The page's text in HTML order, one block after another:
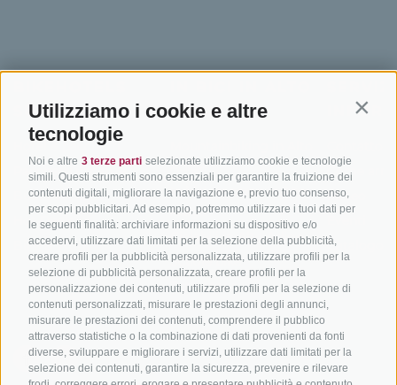
Utilizziamo i cookie e altre
tecnologie
Noi e altre 3 terze parti selezionate utilizziamo cookie e tecnologie
simili. Questi strumenti sono essenziali per garantire la fruizione dei
contenuti digitali, migliorare la navigazione e, previo tuo consenso,
per scopi pubblicitari. Ad esempio, potremmo utilizzare i tuoi dati per
le seguenti finalità: archiviare informazioni su dispositivo e/o
accedervi, utilizzare dati limitati per la selezione della pubblicità,
creare profili per la pubblicità personalizzata, utilizzare profili per la
selezione di pubblicità personalizzata, creare profili per la
personalizzazione dei contenuti, utilizzare profili per la selezione di
contenuti personalizzati, misurare le prestazioni degli annunci,
misurare le prestazioni dei contenuti, comprendere il pubblico
attraverso statistiche o la combinazione di dati provenienti da fonti
diverse, sviluppare e migliorare i servizi, utilizzare dati limitati per la
selezione dei contenuti, garantire la sicurezza, prevenire e rilevare
SÜDTIROL
Hotel & pacchetti
Pacchetti vacanze
Buoni vacanza
Hot Deals
Bike & Work
ADIGE
Adige
In bici da corsa in Alto
Adige
Ciclabili in Alto Adige
Scuole bike
Tutti i tour
Come
Meteo
Catalogo